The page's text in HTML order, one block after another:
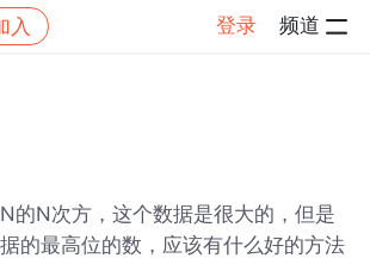
入 登录 频道
的N次方，这个数据是很大的，但是
的最高位的数，应该有什么好的方法